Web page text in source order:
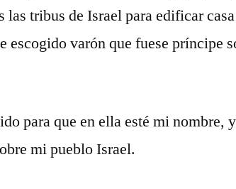
las tribus de Israel para edificar
escogido varón que fuese príncipe
para que en ella esté mi nombre,
mi pueblo Israel.